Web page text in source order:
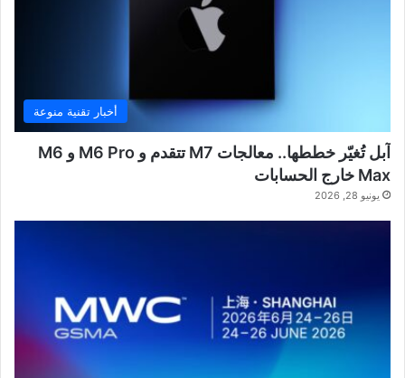
أخبار تقنية منوعة
آبل تُغيّر خططها.. معالجات M7 تتقدم و M6 Pro و M6
Max خارج الحسابات
يونيو 28, 2026